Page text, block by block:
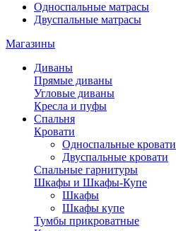
Односпальные матрасы
Двуспальные матрасы
Магазины
Диваны
Прямые диваны
Угловые диваны
Кресла и пуфы
Спальня
Кровати
Односпальные кровати
Двуспальные кровати
Спальные гарнитуры
Шкафы и Шкафы-Купе
Шкафы
Шкафы купе
Тумбы прикроватные